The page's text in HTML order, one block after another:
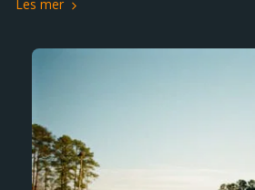
Les mer